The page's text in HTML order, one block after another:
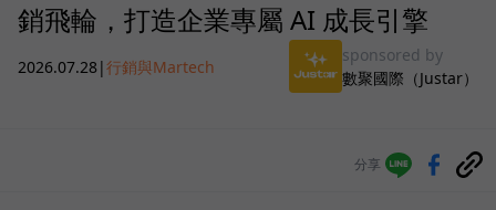
銷飛輪，打造企業專屬 AI 成長引擎
2026.07.28|行銷與Martech
sponsored by
數聚國際（Justar）
分享